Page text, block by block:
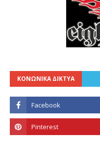
ΚΟΝΩΝΙΚΑ ΔΙΚΤΥΑ